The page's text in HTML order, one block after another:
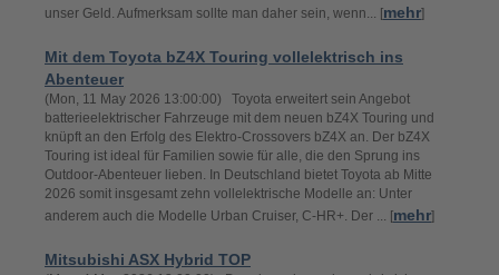
unser Geld. Aufmerksam sollte man daher sein, wenn... [mehr]
Mit dem Toyota bZ4X Touring vollelektrisch ins
Abenteuer
(Mon, 11 May 2026 13:00:00) Toyota erweitert sein Angebot
batterieelektrischer Fahrzeuge mit dem neuen bZ4X Touring und
knüpft an den Erfolg des Elektro-Crossovers bZ4X an. Der bZ4X
Touring ist ideal für Familien sowie für alle, die den Sprung ins
Outdoor-Abenteuer lieben. In Deutschland bietet Toyota ab Mitte
2026 somit insgesamt zehn vollelektrische Modelle an: Unter
anderem auch die Modelle Urban Cruiser, C-HR+. Der ... [mehr]
Mitsubishi ASX Hybrid TOP